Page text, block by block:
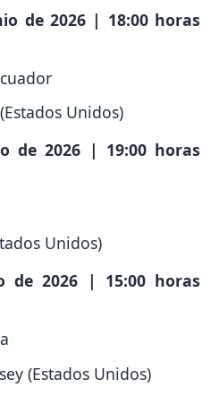
de 2026 | 18:00 horas
Unidos)
de 2026 | 19:00 horas
Unidos)
de 2026 | 15:00 horas
(Estados Unidos)